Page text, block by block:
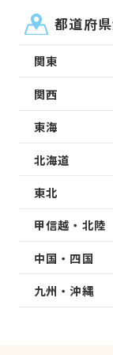
都道府
関東
関西
東海
北海道
東北
甲信越・北陸
中国・四国
九州・沖縄